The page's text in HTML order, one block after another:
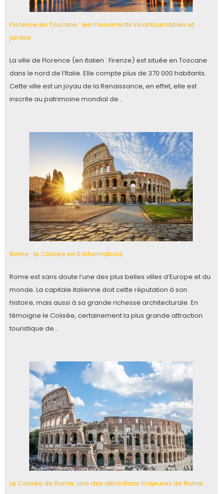
Florence en Toscane : les monuments incontournables et
jardins
La ville de Florence (en italien : Firenze) est située en Toscane
dans le nord de l’Italie. Elle compte plus de 370 000 habitants.
Cette ville est un joyau de la Renaissance, en effet, elle est
inscrite au patrimoine mondial de…
Rome : le Colisée en 5 informations
Rome est sans doute l’une des plus belles villes d’Europe et du
monde. La capitale italienne doit cette réputation à son
histoire, mais aussi à sa grande richesse architecturale. En
témoigne le Colisée, certainement la plus grande attraction
touristique de…
Le Colisée de Rome, une des attractions majeures de Rome